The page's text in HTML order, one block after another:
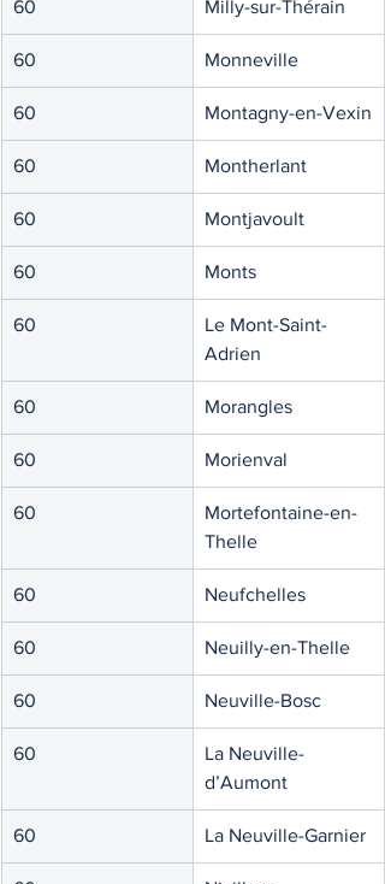
60 Milly-sur-Thérain
60 Monneville
60 Montagny-en-Vexin
60 Montherlant
60 Montjavoult
60 Monts
60
Le Mont-Saint-
Adrien
60 Morangles
60 Morienval
60
Mortefontaine-en-
Thelle
60 Neufchelles
60 Neuilly-en-Thelle
60 Neuville-Bosc
60
La Neuville-
d’Aumont
60 La Neuville-Garnier